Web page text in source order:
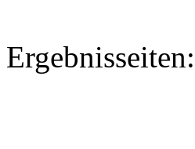
Ergebnisseiten: